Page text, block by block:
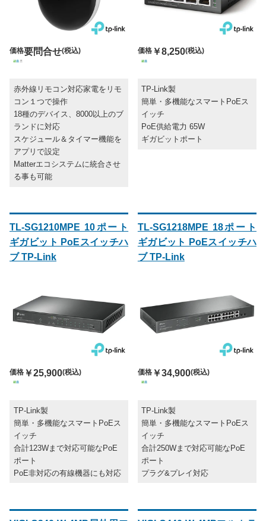
価格要問合せ(税込)
赤外線リモコン対応家電をリモ
コン１つで操作
18種のデバイス、8000以上のブ
ランドに対応
スケジュール＆タイマー機能を
アプリで設定
Matterエコシステムに統合させ
る事も可能
価格￥8,250(税込)
TP-Link製
簡単・多機能なスマートPoEス
イッチ
PoE供給電力 65W
ギガビットポート
TL-SG1210MPE 10ポート
ギガビット PoEスイッチハ
ブ TP-Link
価格 ￥25,900(税込)
TP-Link製
簡単・多機能なスマートPoEス
イッチ
合計123Wまで対応可能なPoE
ポート
PoE非対応の有線機器にも対応
TL-SG1218MPE 18ポート
ギガビット PoEスイッチハ
ブ TP-Link
価格￥34,900(税込)
TP-Link製
簡単・多機能なスマートPoEス
イッチ
合計250Wまで対応可能なPoE
ポート
プラグ&プレイ対応